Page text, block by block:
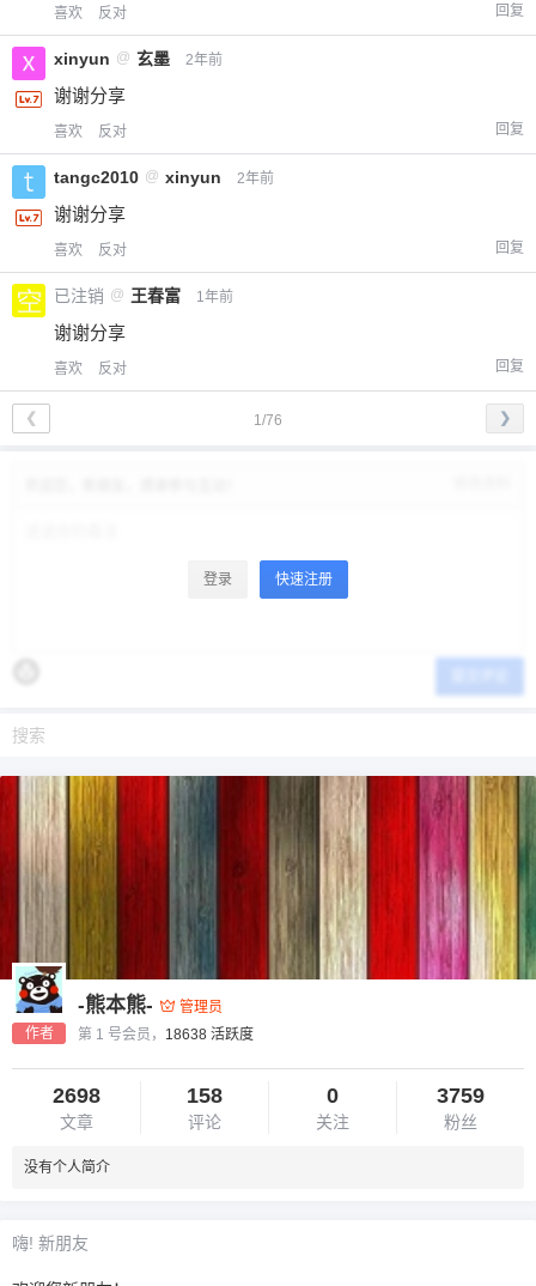
喜欢 反对 回复
xinyun @ 玄墨 2年前
谢谢分享
喜欢 反对 回复
tangc2010 @ xinyun 2年前
谢谢分享
喜欢 反对 回复
已注销 @ 王春富 1年前
谢谢分享
喜欢 反对 回复
1/76
❮ ❯
登录 快速注册
作者
-熊本熊-
管理员
第 1 号会员， 18638 活跃度
2698
文章
158
评论
0
关注
3759
粉丝
没有个人简介
嗨! 新朋友